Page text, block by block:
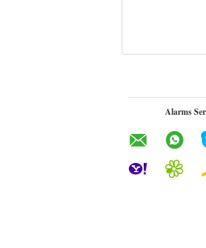
Alarms